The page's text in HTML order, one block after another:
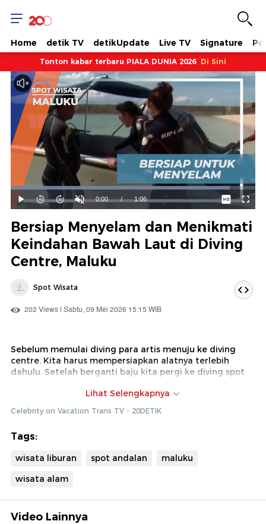
Home detik TV detikUpdate Live TV Signature
Tonton kabar terbaru PIALA DUNIA 2026 Di Sini
Mainkan
Suara
Hidup
Waktu
ini
0:00 / Durasi
1:06
Dimuat:
89.56%
Bersiap Menyelam dan Menikmati
Keindahan Bawah Laut di Diving
Centre, Maluku
Spot Wisata
202 Views | Sabtu, 09 Mei 2026 15:15 WIB
Sebelum memulai diving para artis menuju ke diving
centre. Kita harus mempersiapkan alatnya terlebih
dahulu. Setelah berganti baju kita pergi ke diving spot
Dok : Celebrity on Vacation Trans TV (Diki)
Lihat Selengkapnya
Celebrity on Vacation Trans TV - 20DETIK
Tags:
wisata liburan spot andalan
maluku
wisata alam
Video Lainnya